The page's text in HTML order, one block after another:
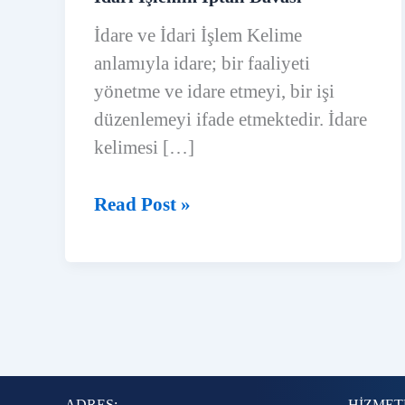
İdare ve İdari İşlem Kelime
anlamıyla idare; bir faaliyeti
yönetme ve idare etmeyi, bir işi
düzenlemeyi ifade etmektedir. İdare
kelimesi […]
İdari
Read Post »